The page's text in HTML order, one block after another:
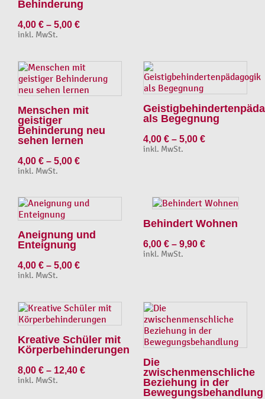
Behinderung
4,00€ –5,00€
inkl. MwSt.
Menschen mit
geistiger
Behinderung neu
sehen lernen
4,00€ –5,00€
inkl. MwSt.
als Begegnung
4,00€ –5,00€
inkl. MwSt.
Aneignung und
Enteignung
4,00€ –5,00€
inkl. MwSt.
Behindert Wohnen
6,00€ –9,90€
inkl. MwSt.
Kreative Schüler mit
Körperbehinderungen
8,00€ – 12,40€
inkl. MwSt.
Die
zwischenmenschliche
Beziehung in der
Bewegungsbehandlung